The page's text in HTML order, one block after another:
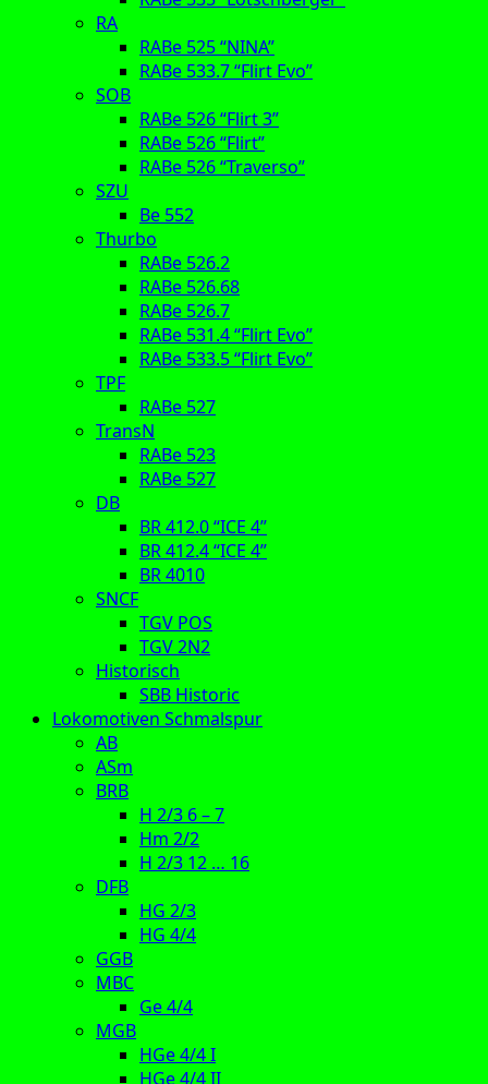
RA
RABe 525 “NINA”
RABe 533.7 “Flirt Evo”
SOB
RABe 526 “Flirt 3”
RABe 526 “Flirt”
RABe 526 “Traverso”
SZU
Be 552
Thurbo
RABe 526.2
RABe 526.68
RABe 526.7
RABe 531.4 “Flirt Evo”
RABe 533.5 “Flirt Evo”
TPF
RABe 527
TransN
RABe 523
RABe 527
DB
BR 412.0 “ICE 4”
BR 412.4 “ICE 4”
BR 4010
SNCF
TGV POS
TGV 2N2
Historisch
SBB Historic
Lokomotiven Schmalspur
AB
ASm
BRB
H 2/3 6 – 7
Hm 2/2
H 2/3 12 … 16
DFB
HG 2/3
HG 4/4
GGB
MBC
Ge 4/4
MGB
HGe 4/4 I
HGe 4/4 II